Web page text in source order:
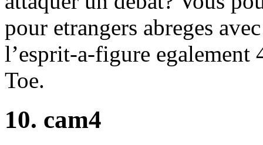
pour etrangers abreges
l’esprit-a-figure egalement
Toe.
10. cam4